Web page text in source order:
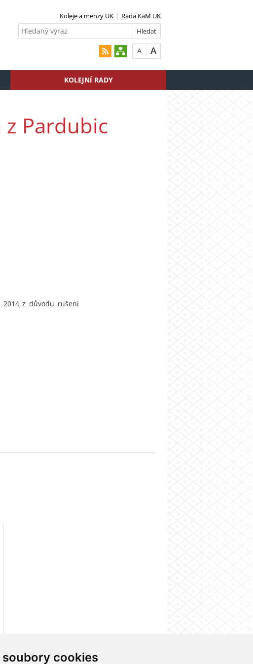
soubory cookies
Koleje a menzy UK Rada KaM UK
KOLEJNÍ RADY
Pardubic
z důvodu rušení